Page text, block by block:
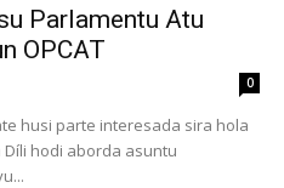
Parlamentu Atu
OPCAT
0
husi parte interesada sira hola
hodi aborda asuntu